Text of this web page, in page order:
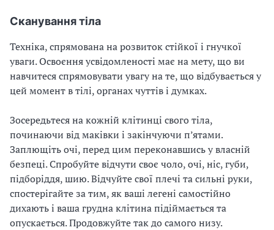
Сканування тіла
Техніка, спрямована на розвиток стійкої і гнучкої
уваги. Освоєння усвідомленості має на мету, що ви
навчитеся спрямовувати увагу на те, що відбувається у
цей момент в тілі, органах чуттів і думках.
Зосередьтеся на кожній клітинці свого тіла,
починаючи від маківки і закінчуючи п’ятами.
Заплющіть очі, перед цим переконавшись у власній
безпеці. Спробуйте відчути своє чоло, очі, ніс, губи,
підборіддя, шию. Відчуйте свої плечі та сильні руки,
спостерігайте за тим, як ваші легені самостійно
дихають і ваша грудна клітина підіймається та
опускається. Продовжуйте так до самого низу.